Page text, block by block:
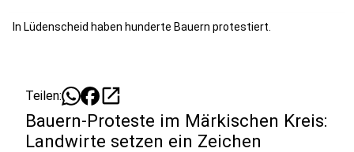
In Lüdenscheid haben hunderte Bauern protestiert.
Teilen: open_in_new
Bauern-Proteste im Märkischen Kreis:
Landwirte setzen ein Zeichen